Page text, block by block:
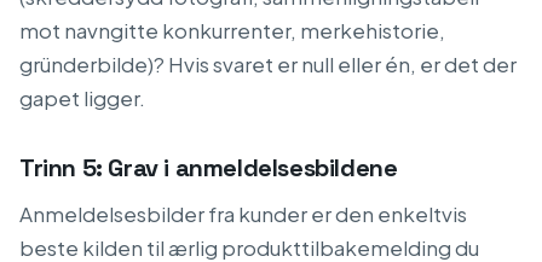
mot navngitte konkurrenter, merkehistorie,
gründerbilde)? Hvis svaret er null eller én, er det der
gapet ligger.
Trinn 5: Grav i anmeldelsesbildene
Anmeldelsesbilder fra kunder er den enkeltvis
beste kilden til ærlig produkttilbakemelding du